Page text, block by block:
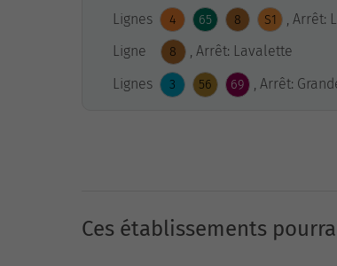
Lignes
4 65 8 S1
, Arrêt:
Ligne
8
, Arrêt: Lavalette
Lignes
3 56 69 , Arrêt:
Ces établissements